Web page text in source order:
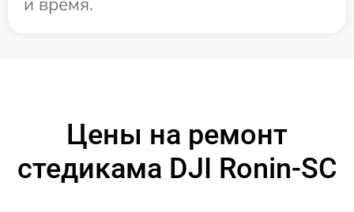
Цены на ремонт
стедикама DJI Ronin-SC